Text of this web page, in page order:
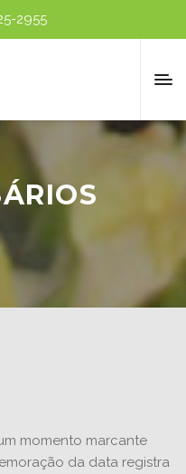
2955
momento marcante
da data registra